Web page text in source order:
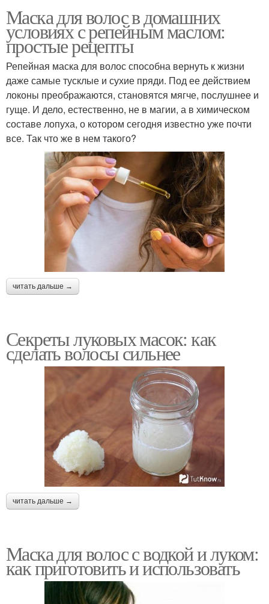
Маска для волос в домашних
условиях с репейным маслом:
простые рецепты
Репейная маска для волос способна вернуть к жизни
даже самые тусклые и сухие пряди. Под ее действием
локоны преображаются, становятся мягче, послушнее и
гуще. И дело, естественно, не в магии, а в химическом
составе лопуха, о котором сегодня известно уже почти
все. Так что же в нем такого?
читать дальше →
Секреты луковых масок: как
сделать волосы сильнее
читать дальше →
Маска для волос с водкой и луком:
как приготовить и использовать